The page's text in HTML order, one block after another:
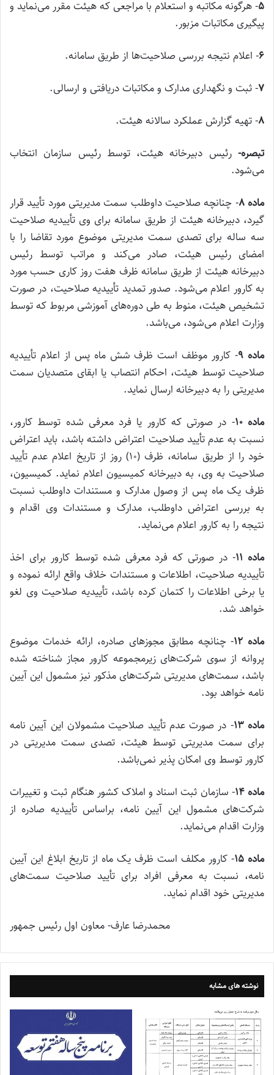
۵‌- هرگونه مکاتبه و استعلام با مراجعی که هیئت مقرر می‌نماید و
پیگیری مکاتبات مزبور.
۶‌- اعلام نتیجه بررسی صلاحیت‌‌‌ها از طریق سامانه.
۷‌- ثبت و نگهداری مدارک و مکاتبات دریافتی و ارسالی.
۸‌- تهیه گزارش عملکرد سالانه هیئت.
تبصره‌-رئیس دبیرخانه هیئت، توسط رئیس سازمان انتخاب
می‌شود.
ماده۸‌- چنانچه صلاحیت داوطلب سمت مدیریتی مورد تأیید قرار
گیرد، دبیرخانه هیئت از طریق سامانه برای وی تأییدیه صلاحیت
سه ساله برای تصدی سمت مدیریتی موضوع مورد تقاضا را با
امضای رئیس هیئت، صادر می‌کند و مراتب توسط رئیس
دبیرخانه هیئت از طریق سامانه ظرف هفت روز کاری حسب مورد
به کارور اعلام می‌شود. صدور تمدید تأییدیه صلاحیت، در صورت
تشخیص هیئت، منوط به طی دوره‌های آموزشی مربوط که توسط
وزارت اعلام می‌شود، می‌باشد.
ماده ۹‌- کارور موظف است ظرف شش ماه پس از اعلام تأییدیه
صلاحیت توسط هیئت، احکام انتصاب یا ابقای متصدیان سمت
مدیریتی را به دبیرخانه ارسال نماید.
ماده۱۰‌- در صورتی که کارور یا فرد معرفی شده توسط کارور،
نسبت به عدم تأیید صلاحیت اعتراض داشته باشد، باید اعتراض
خود را از طریق سامانه، ظرف (۱۰) روز از تاریخ اعلام عدم تأیید
صلاحیت به وی، به دبیرخانه کمیسیون اعلام نماید. کمیسیون،
ظرف یک ماه پس از وصول مدارک و مستندات داوطلب نسبت
به بررسی اعتراض داوطلب، مدارک و مستندات وی اقدام و
نتیجه را به کارور اعلام می‌نماید.
ماده ۱۱‌- در صورتی که فرد معرفی شده توسط کارور برای اخذ
تأییدیه صلاحیت، اطلاعات و مستندات خلاف واقع ارائه نموده و
یا برخی اطلاعات را کتمان کرده باشد، تأییدیه صلاحیت وی لغو
خواهد شد.
ماده ۱۲‌- چنانچه مطابق مجوزهای صادره، ارائه خدمات موضوع
پروانه از سوی شرکت‌های زیرمجموعه کارور مجاز شناخته شده
باشد، سمت‌های مدیریتی شرکت‌های مذکور نیز مشمول این آیین
نامه خواهد بود.
ماده۱۳‌- در صورت عدم تأیید صلاحیت مشمولان این آیین نامه
برای سمت مدیریتی توسط هیئت، تصدی سمت مدیریتی در
کارور توسط وی امکان پذیر‌ نمی‌باشد.
ماده۱۴‌- سازمان ثبت اسناد و املاک کشور هنگام ثبت و تغییرات
شرکت‌های مشمول این آیین نامه، براساس تأییدیه صادره از
وزارت اقدام می‌نماید.
ماده ۱۵‌- کارور مکلف است ظرف یک ماه از تاریخ ابلاغ این آیین
نامه، نسبت به معرفی افراد برای تأیید صلاحیت سمت‌های
مدیریتی خود اقدام نماید.
محمدرضا عارف- معاون اول رئیس جمهور
نوشته های مشابه